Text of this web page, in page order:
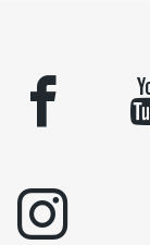
facebook
instagram